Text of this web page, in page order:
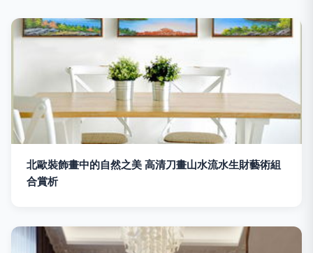
北歐裝飾畫中的自然之美 高清刀畫山水流水生財藝術組
合賞析